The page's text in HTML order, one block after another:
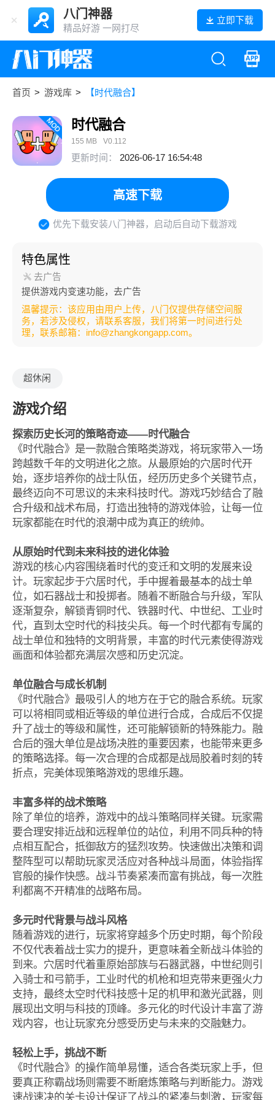
八门神器
精品好游 一网打尽
立即下载
首页 > 游戏库 > 【时代融合】
时代融合
155 MB V0.112
更新时间： 2026-06-17 16:54:48
高速下载
优先下载安装八门神器，启动后自动下载游戏
特色属性
去广告
提供游戏内变速功能，去广告
温馨提示：该应用由用户上传，八门仅提供存储空间服
务，若涉及侵权，请联系客服，我们将第一时间进行处
理，联系邮箱：info@zhangkongapp.com。
超休闲
游戏介绍
探索历史长河的策略奇迹——时代融合
《时代融合》是一款融合策略类游戏，将玩家带入一场
跨越数千年的文明进化之旅。从最原始的穴居时代开
始，逐步培养你的战士队伍，经历历史多个关键节点，
最终迈向不可思议的未来科技时代。游戏巧妙结合了融
合升级和战术布局，打造出独特的游戏体验，让每一位
玩家都能在时代的浪潮中成为真正的统帅。
从原始时代到未来科技的进化体验
游戏的核心内容围绕着时代的变迁和文明的发展来设
计。玩家起步于穴居时代，手中握着最基本的战士单
位，如石器战士和投掷者。随着不断融合与升级，军队
逐渐复杂，解锁青铜时代、铁器时代、中世纪、工业时
代，直到太空时代的科技尖兵。每一个时代都有专属的
战士单位和独特的文明背景，丰富的时代元素使得游戏
画面和体验都充满层次感和历史沉淀。
单位融合与成长机制
《时代融合》最吸引人的地方在于它的融合系统。玩家
可以将相同或相近等级的单位进行合成，合成后不仅提
升了战士的等级和属性，还可能解锁新的特殊能力。融
合后的强大单位是战场决胜的重要因素，也能带来更多
的策略选择。每一次合理的合成都是战局胶着时刻的转
折点，完美体现策略游戏的思维乐趣。
丰富多样的战术策略
除了单位的培养，游戏中的战斗策略同样关键。玩家需
要合理安排近战和远程单位的站位，利用不同兵种的特
点相互配合，抵御敌方的猛烈攻势。快速做出决策和调
整阵型可以帮助玩家灵活应对各种战斗局面，体验指挥
官般的操作快感。战斗节奏紧凑而富有挑战，每一次胜
利都离不开精准的战略布局。
多元时代背景与战斗风格
随着游戏的进行，玩家将穿越多个历史时期，每个阶段
不仅代表着战士实力的提升，更意味着全新战斗体验的
到来。穴居时代着重原始部族与石器武器，中世纪则引
入骑士和弓箭手，工业时代的机枪和坦克带来更强火力
支持，最终太空时代科技感十足的机甲和激光武器，则
展现出文明与科技的顶峰。多元化的时代设计丰富了游
戏内容，也让玩家充分感受历史与未来的交融魅力。
轻松上手，挑战不断
《时代融合》的操作简单易懂，适合各类玩家上手，但
要真正称霸战场则需要不断磨炼策略与判断能力。游戏
速战速决的关卡设计保证了战斗的紧凑与刺激，玩家每